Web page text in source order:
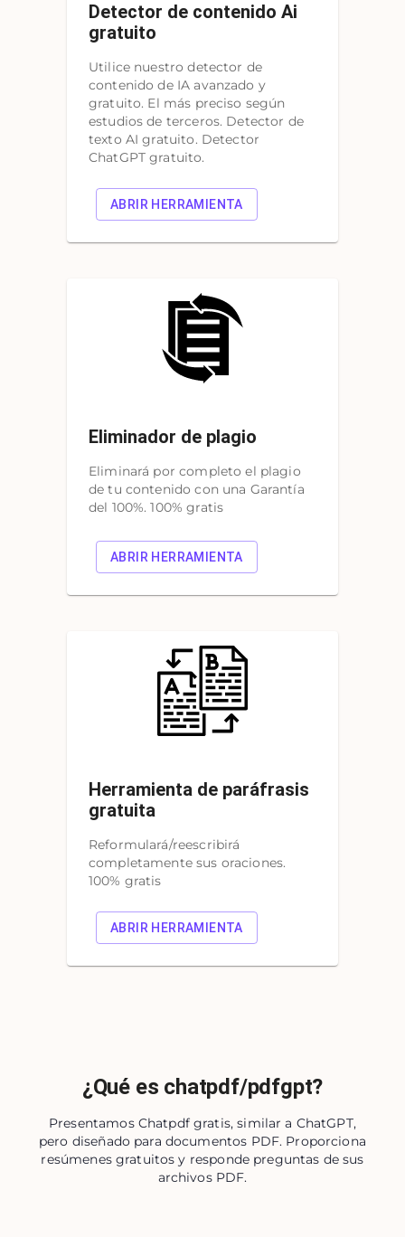
Detector de contenido Ai
gratuito
Utilice nuestro detector de
contenido de IA avanzado y
gratuito. El más preciso según
estudios de terceros. Detector de
texto AI gratuito. Detector
ChatGPT gratuito.
ABRIR HERRAMIENTA
Eliminador de plagio
Eliminará por completo el plagio
de tu contenido con una Garantía
del 100%. 100% gratis
ABRIR HERRAMIENTA
Herramienta de paráfrasis
gratuita
Reformulará/reescribirá
completamente sus oraciones.
100% gratis
ABRIR HERRAMIENTA
¿Qué es chatpdf/pdfgpt?
Presentamos Chatpdf gratis, similar a ChatGPT,
pero diseñado para documentos PDF. Proporciona
resúmenes gratuitos y responde preguntas de sus
archivos PDF.